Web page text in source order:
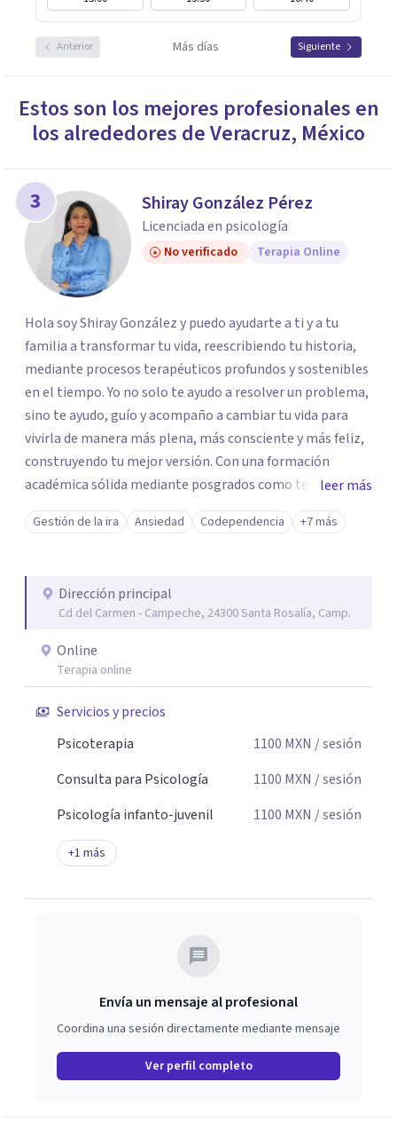
Anterior Más días Siguiente
Estos son los mejores profesionales en
los alrededores deVeracruz, México
3 Shiray González Pérez
Licenciada en psicología
No verificado Terapia Online
Hola soy Shiray González y puedo ayudarte a ti y a tu
familia a transformar tu vida, reescribiendo tu historia,
mediante procesos terapéuticos profundos y sostenibles
en el tiempo. Yo no solo te ayudo a resolver un problema,
sino te ayudo, guío y acompaño a cambiar tu vida para
vivirla de manera más plena, más consciente y más feliz,
construyendo tu mejor versión. Con una formación
académica sólida mediante posgrados como terapeuta
breve, familiar e infantil, así como con respaldo
profesional y experiencia clínica de más de 26 años y
auténtica y comunicación clara y directa para darte
seguridad emocional y una dirección firme de tu proceso
de cambio.
leer más
Gestión de la ira Ansiedad Codependencia +7 más
Dirección principal
Cd del Carmen - Campeche, 24300 Santa Rosalía, Camp.
Online
Terapia online
Servicios y precios
Psicoterapia
1100 MXN / sesión
Consulta para Psicología
1100 MXN / sesión
Psicología infanto-juvenil
1100 MXN / sesión
+1 más
Envía un mensaje al profesional
Coordina una sesión directamente mediante mensaje
Ver perfil completo